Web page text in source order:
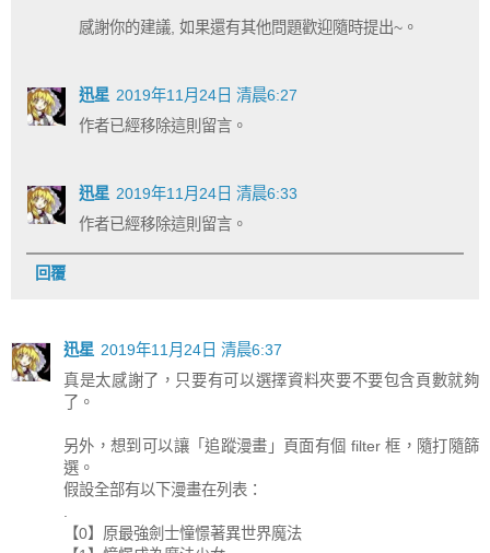
感謝你的建議, 如果還有其他問題歡迎隨時提出~。
迅星 2019年11月24日 清晨6:27
作者已經移除這則留言。
迅星 2019年11月24日 清晨6:33
作者已經移除這則留言。
回覆
迅星 2019年11月24日 清晨6:37
真是太感謝了，只要有可以選擇資料夾要不要包含頁數就夠
了。
另外，想到可以讓「追蹤漫畫」頁面有個 filter 框，隨打隨篩
選。
假設全部有以下漫畫在列表：
【0】原最強劍士憧憬著異世界魔法